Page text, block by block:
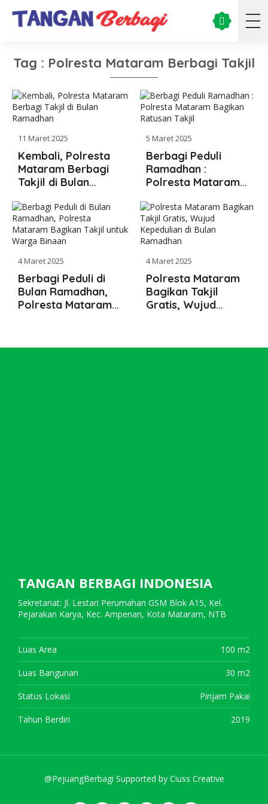
Tag : Polresta Mataram Berbagi Takjil
11 Maret 2025
Kembali, Polresta
Mataram Berbagi
Takjil di Bulan
5 Maret 2025
Berbagi Peduli
Ramadhan :
Polresta Mataram
Takjil
4 Maret 2025
Berbagi Peduli di
Bulan Ramadhan,
Polresta Mataram
4 Maret 2025
Polresta Mataram
Bagikan Takjil
Gratis, Wujud
TANGAN BERBAGI INDONESIA
Sekretariat: Jl. Lestari Perumahan GSM Blok A15, Kel.
Pejarakan Karya, Kec. Ampenan, Kota Mataram, NTB
Luas Area 100 m2
Luas Bangunan 30 m2
Status Lokasi Pinjam Pakai
Tahun Berdiri 2019
@PejuangBerbagi Supported by Ciuss Creative